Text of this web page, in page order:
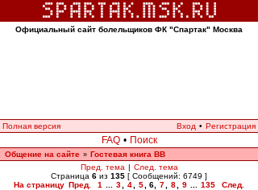
Официальный сайт болельщиков ФК "Спартак" Москва
Полная версия Вход • Регистрация
FAQ • Поиск
Общение на сайте » Гостевая книга ВВ
Пред. тема | След. тема
Страница 6 из 135 [ Сообщений: 6749 ]
На страницу Пред. 1 3 4 5 6 7 8 9 135
След.